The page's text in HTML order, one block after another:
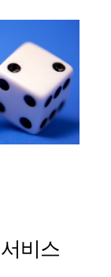
비스